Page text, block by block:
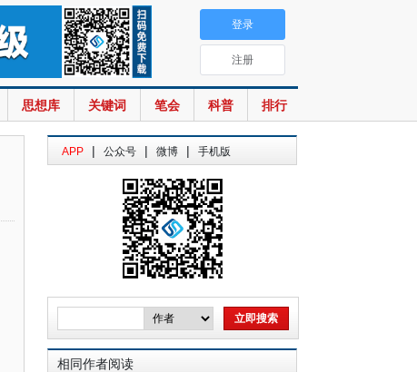
思想库 关键词 笔会 科普 排行
登录
注册
APP | 公众号 | 微博 | 手机版
相同作者阅读